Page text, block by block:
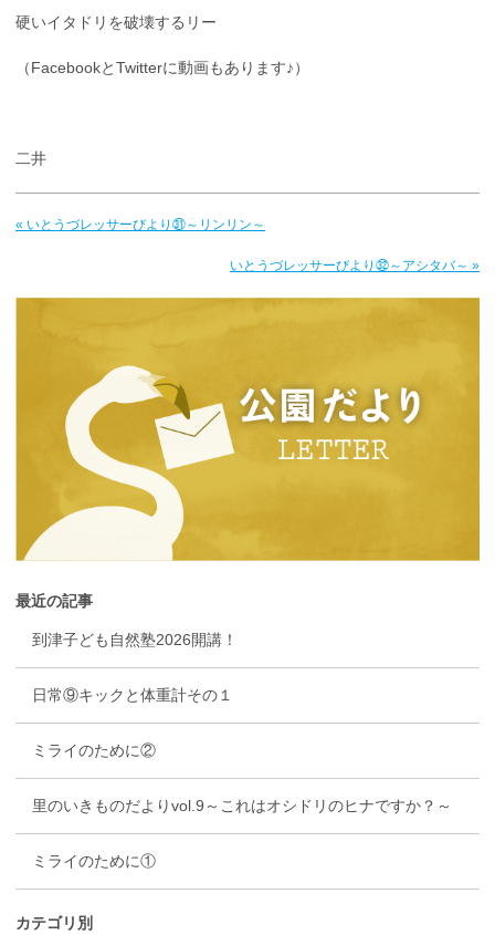
硬いイタドリを破壊するリー
（FacebookとTwitterに動画もあります♪）
二井
« いとうづレッサーびより㉛～リンリン～
いとうづレッサーびより㉜～アシタバ～ »
最近の記事
到津子ども自然塾2026開講！
日常⑨キックと体重計その１
ミライのために②
里のいきものだよりvol.9～これはオシドリのヒナですか？～
ミライのために①
カテゴリ別